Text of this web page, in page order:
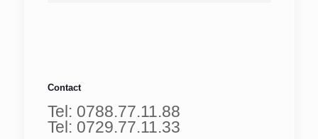
Contact
Tel: 0788.77.11.88
Tel: 0729.77.11.33